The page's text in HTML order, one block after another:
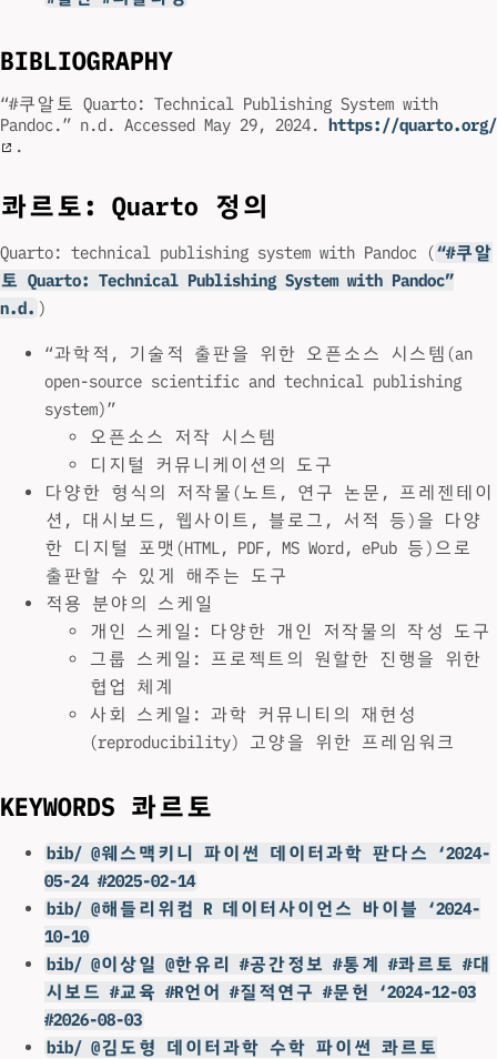
BIBLIOGRAPHY
“#쿠알토 Quarto: Technical Publishing System with
Pandoc.” n.d. Accessed May 29, 2024. https://quarto.org/
.
콰르토: Quarto 정의
Quarto: technical publishing system with Pandoc (“#쿠알
토 Quarto: Technical Publishing System with Pandoc”
n.d. )
“과학적, 기술적 출판을 위한 오픈소스 시스템(an
open-source scientific and technical publishing
system)”
오픈소스 저작 시스템
디지털 커뮤니케이션의 도구
다양한 형식의 저작물(노트, 연구 논문, 프레젠테이
션, 대시보드, 웹사이트, 블로그, 서적 등)을 다양
한 디지털 포맷(HTML, PDF, MS Word, ePub 등)으로
출판할 수 있게 해주는 도구
적용 분야의 스케일
개인 스케일: 다양한 개인 저작물의 작성 도구
그룹 스케일: 프로젝트의 원할한 진행을 위한
협업 체계
사회 스케일: 과학 커뮤니티의 재현성
(reproducibility) 고양을 위한 프레임워크
KEYWORDS 콰르토
bib/ @웨스맥키니 파이썬 데이터과학 판다스 ‘2024-
05-24 #2025-02-14
bib/ @해들리위컴 R 데이터사이언스 바이블 ‘2024-
10-10
bib/ @이상일 @한유리 #공간정보 #통계 #콰르토 #대
시보드 #교육 #R언어 #질적연구 #문헌 ‘2024-12-03
#2026-08-03
bib/ @김도형 데이터과학 수학 파이썬 콰르토